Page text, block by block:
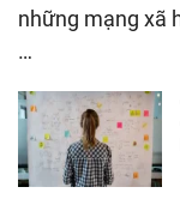
những mạng xã
…